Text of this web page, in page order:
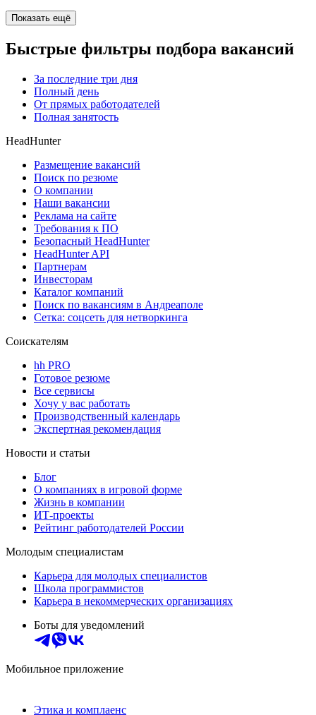
Показать ещё
Быстрые фильтры подбора вакансий
За последние три дня
Полный день
От прямых работодателей
Полная занятость
HeadHunter
Размещение вакансий
Поиск по резюме
О компании
Наши вакансии
Реклама на сайте
Требования к ПО
Безопасный HeadHunter
HeadHunter API
Партнерам
Инвесторам
Каталог компаний
Поиск по вакансиям в Андреаполе
Сетка: соцсеть для нетворкинга
Соискателям
hh PRO
Готовое резюме
Все сервисы
Хочу у вас работать
Производственный календарь
Экспертная рекомендация
Новости и статьи
Блог
О компаниях в игровой форме
Жизнь в компании
ИТ-проекты
Рейтинг работодателей России
Молодым специалистам
Карьера для молодых специалистов
Школа программистов
Карьера в некоммерческих организациях
Боты для уведомлений
Мобильное приложение
Этика и комплаенс